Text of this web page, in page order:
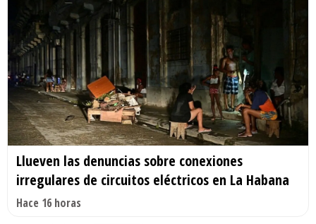
Llueven las denuncias sobre conexiones
irregulares de circuitos eléctricos en La Habana
Hace 16 horas